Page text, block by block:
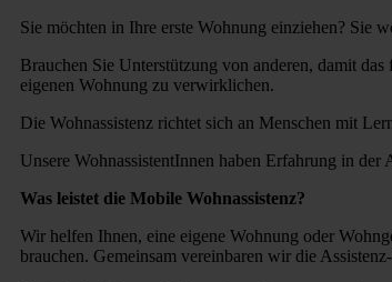
Sie möchten in Ihre erste Wohnung einziehen? Sie
Brauchen Sie Unterstützung von anderen, damit
eigenen Wohnung zu verwirklichen.
Die Wohnassistenz richtet sich an Menschen mit
Unsere WohnassistentInnen haben Erfahrung in
Was leistet die Mobile Wohnassistenz?
Wir helfen Ihnen, eine eigene Wohnung oder
brauchen. Gemeinsam vereinbaren wir die